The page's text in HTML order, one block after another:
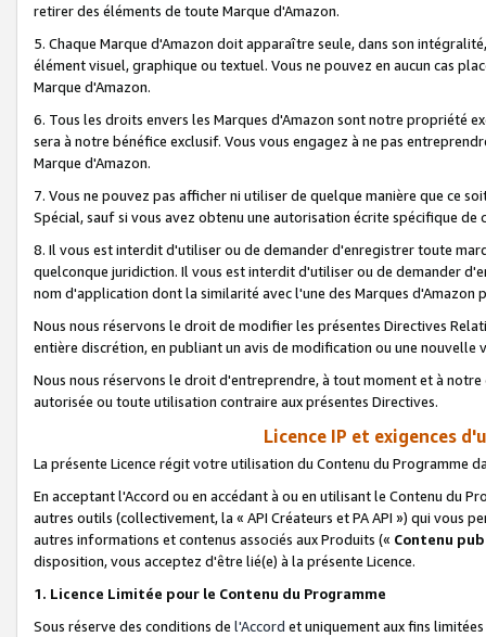
retirer des éléments de toute Marque d'Amazon.
5. Chaque Marque d'Amazon doit apparaître seule, dans son
élément visuel, graphique ou textuel. Vous ne pouvez en aucun cas
Marque d'Amazon.
6. Tous les droits envers les Marques d'Amazon sont notre propriété
sera à notre bénéfice exclusif. Vous vous engagez à ne pas
Marque d'Amazon.
7. Vous ne pouvez pas afficher ni utiliser de quelque manière que ce
Spécial, sauf si vous avez obtenu une autorisation écrite spécifique de
8. Il vous est interdit d'utiliser ou de demander d'enregistrer toute
quelconque juridiction. Il vous est interdit d'utiliser ou de demander
nom d'application dont la similarité avec l'une des Marques
Nous nous réservons le droit de modifier les présentes Directives
entière discrétion, en publiant un avis de modification ou une nouvelle
Nous nous réservons le droit d'entreprendre, à tout moment et à
autorisée ou toute utilisation contraire aux présentes Directives.
Licence IP et exigences
La présente Licence régit votre utilisation du Contenu du Programme
En acceptant l'Accord ou en accédant à ou en utilisant le Contenu du
autres outils (collectivement, la « API Créateurs et PA API ») qui vous
autres informations et contenus associés aux Produits (« Contenu
disposition, vous acceptez d'être lié(e) à la présente Licence.
1. Licence Limitée pour le Contenu du Programme
Sous réserve des conditions de l'Accord et uniquement aux fins